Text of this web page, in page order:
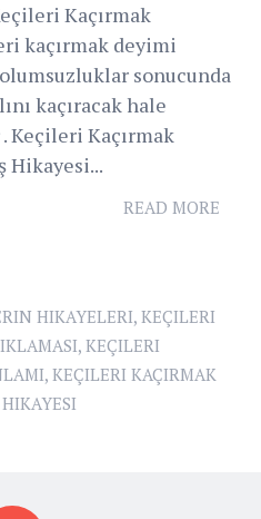
Kaçırmak
kaçırmak deyimi
olumsuzluklar sonucunda
kaçıracak hale
Keçileri Kaçırmak
Hikayesi...
READ MORE
HIKAYELERI, KEÇILERI
, KEÇILERI
, KEÇILERI KAÇIRMAK